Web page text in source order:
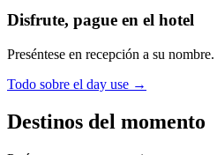
Disfrute, pague en el hotel
Preséntese en recepción a su
Todo sobre el day use →
Destinos del momento